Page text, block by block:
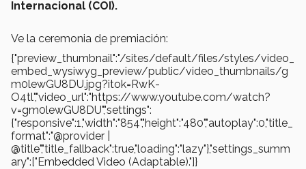
Internacional (COI).
Ve la ceremonia de premiación:
{"preview_thumbnail":"/sites/default/files/styles/video_
embed_wysiwyg_preview/public/video_thumbnails/g
m0lewGU8DU.jpg?itok=RwK-
O4tl","video_url":"https://www.youtube.com/watch?
v=gm0lewGU8DU","settings":
{"responsive":1,"width":"854","height":"480","autoplay":0,"title_
format":"@provider |
@title","title_fallback":true,"loading":"lazy"},"settings_summ
ary":["Embedded Video (Adaptable)."]}